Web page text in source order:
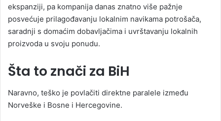
ekspanziji, pa kompanija danas znatno više pažnje
posvećuje prilagođavanju lokalnim navikama potrošača,
saradnji s domaćim dobavljačima i uvrštavanju lokalnih
proizvoda u svoju ponudu.
Šta to znači za BiH
Naravno, teško je povlačiti direktne paralele između
Norveške i Bosne i Hercegovine.